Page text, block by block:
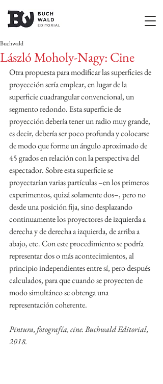
László Moholy-Nagy: Cine
Buchwald
Otra propuesta para modificar las superficies de
proyección sería emplear, en lugar de la
superficie cuadrangular convencional, un
segmento redondo. Esta superficie de
proyección debería tener un radio muy grande,
es decir, debería ser poco profunda y colocarse
de modo que forme un ángulo aproximado de
45 grados en relación con la perspectiva del
espectador. Sobre esta superficie se
proyectarían varias partículas –en los primeros
experimentos, quizá solamente dos–, pero no
desde una posición fija, sino desplazando
continuamente los proyectores de izquierda a
derecha y de derecha a izquierda, de arriba a
abajo, etc. Con este procedimiento se podría
representar dos o más acontecimientos, al
principio independientes entre sí, pero después
calculados, para que cuando se proyecten de
modo simultáneo se obtenga una
representación coherente.
Pintura, fotografía, cine. Buchwald Editorial,
2018.